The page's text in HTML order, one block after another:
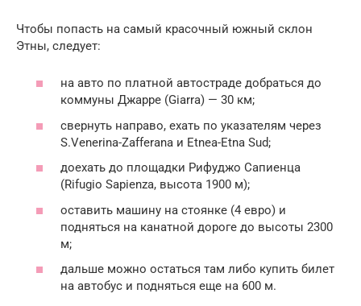
Чтобы попасть на самый красочный южный склон
Этны, следует:
на авто по платной автостраде добраться до
коммуны Джарре (Giarra) — 30 км;
свернуть направо, ехать по указателям через
S.Venerina-Zafferana и Etnea-Etna Sud;
доехать до площадки Рифуджо Сапиенца
(Rifugio Sapienza, высота 1900 м);
оставить машину на стоянке (4 евро) и
подняться на канатной дороге до высоты 2300
м;
дальше можно остаться там либо купить билет
на автобус и подняться еще на 600 м.